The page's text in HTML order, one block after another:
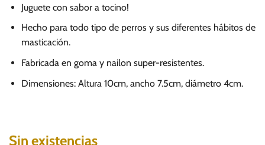
Juguete con sabor a tocino!
Hecho para todo tipo de perros y sus diferentes hábitos de
masticación.
Fabricada en goma y nailon super-resistentes.
Dimensiones: Altura 10cm, ancho 7.5cm, diámetro 4cm.
Sin existencias